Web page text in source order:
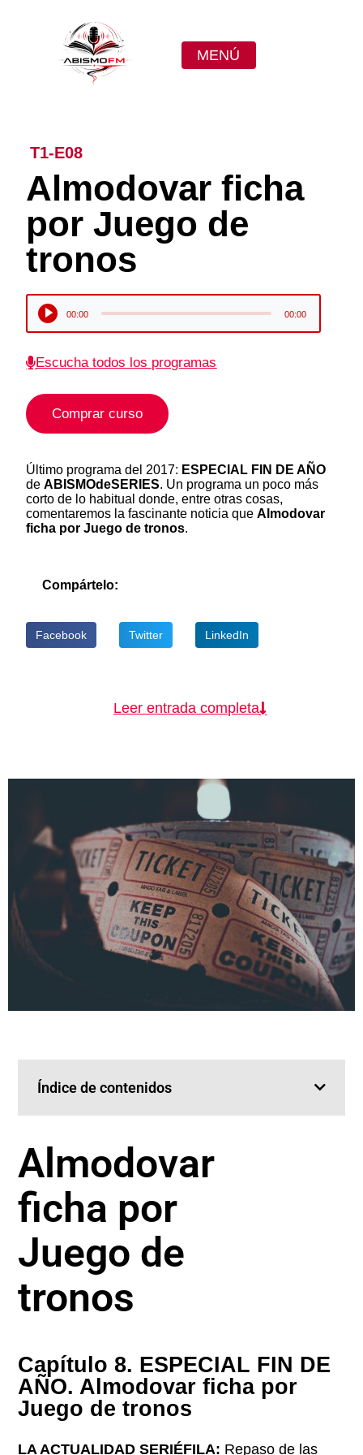
MENÚ
T1-E08
Almodovar ficha
por Juego de
tronos
Reproductor
audio
00:00 00:00
Escucha todos los programas
Comprar curso
Último programa del 2017: ESPECIAL FIN DE AÑO
deABISMOdeSERIES. Un programa un poco más
corto de lo habitual donde, entre otras cosas,
comentaremos la fascinante noticia queAlmodovar
ficha por Juego de tronos.
Compártelo:
Facebook Twitter LinkedIn
Leer entrada completa
Índice de contenidos
Almodovar
ficha por
Juego de
tronos
Capítulo 8. ESPECIAL FIN DE
AÑO. Almodovar ficha por
Juego de tronos
LA ACTUALIDAD SERIÉFILA: Repaso de las